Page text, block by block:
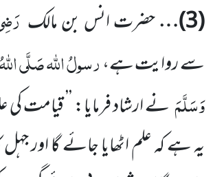
(
3
)…حضرت انس بن مالک
سے روایت ہے،رسولُ اللہصَلَّی
وَسَلَّمَنے ارشاد فرمایا: ’’ قیامت
یہ ہے کہ علم اٹھایا جائے گا اور جہل